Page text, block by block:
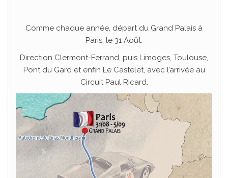
Comme chaque année, départ du Grand Palais à
Paris, le 31 Août.
Direction Clermont-Ferrand, puis Limoges, Toulouse,
Pont du Gard et enfin Le Castelet, avec l’arrivée au
Circuit Paul Ricard.